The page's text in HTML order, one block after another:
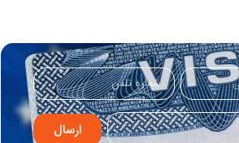
ارسال